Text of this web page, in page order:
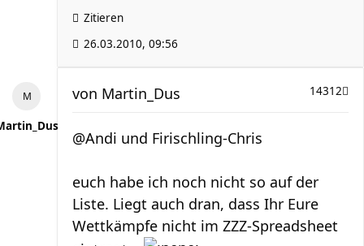
Zitieren
26.03.2010, 09:56
14312
von Martin_Dus
@Andi und Firischling-Chris
euch habe ich noch nicht so auf der
Liste. Liegt auch dran, dass Ihr Eure
Wettkämpfe nicht im ZZZ-Spreadsheet